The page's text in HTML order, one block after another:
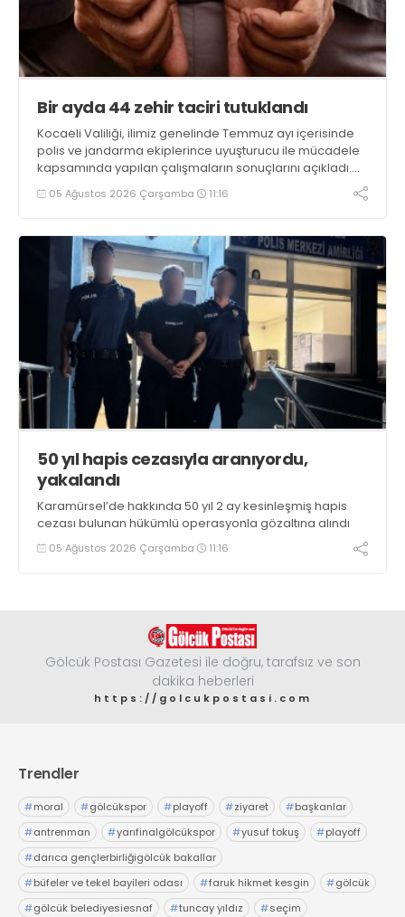
Bir ayda 44 zehir taciri tutuklandı
Kocaeli Valiliği, ilimiz genelinde Temmuz ayı içerisinde
polis ve jandarma ekiplerince uyuşturucu ile mücadele
kapsamında yapılan çalışmaların sonuçlarını açıkladı.
Çalışmalar sonucunda uyuşturucu ve uyarıcı madde
kullanan, ticaretini ve sevkiyatını yapan 44 şahıs
05 Ağustos 2026 Çarşamba 11:16
50 yıl hapis cezasıyla aranıyordu,
yakalandı
Karamürsel’de hakkında 50 yıl 2 ay kesinleşmiş hapis
cezası bulunan hükümlü operasyonla gözaltına alındı
05 Ağustos 2026 Çarşamba 11:16
Gölcük Postası Gazetesi ile doğru, tarafsız ve son
dakika heberleri
https://golcukpostasi.com
Trendler
#moral #gölcükspor #playoff #ziyaret #başkanlar
#antrenman #yarıfinalgölcükspor #yusuf tokuş #playoff
#darıca gençlerbirliğigölcük bakallar
#büfeler ve tekel bayileri odası #faruk hikmet kesgin #gölcük
#gölcük belediyesiesnaf #tuncay yıldız #seçim